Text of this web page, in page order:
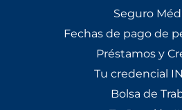
Seguro
Fechas de pago de
Préstamos y
Tu credencial
Bolsa de